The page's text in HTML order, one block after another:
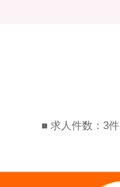
■ 求人件数：3件